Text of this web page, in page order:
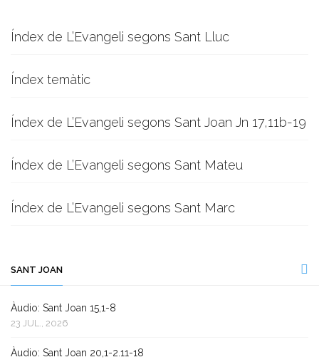
Índex de L’Evangeli segons Sant Lluc
Índex temàtic
Índex de L’Evangeli segons Sant Joan Jn 17,11b-19
Índex de L’Evangeli segons Sant Mateu
Índex de L’Evangeli segons Sant Marc
SANT JOAN
Àudio: Sant Joan 15,1-8
23 JUL., 2026
Àudio: Sant Joan 20,1-2.11-18